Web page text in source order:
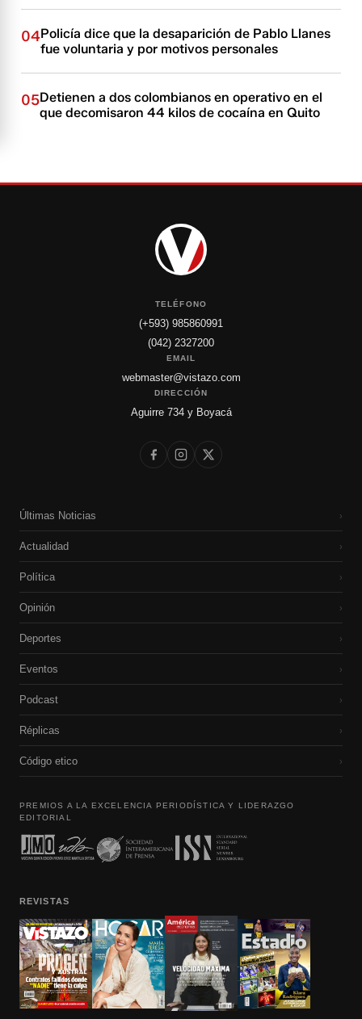
04Policía dice que la desaparición de Pablo Llanes
fue voluntaria y por motivos personales
05Detienen a dos colombianos en operativo en el
que decomisaron 44 kilos de cocaína en Quito
TELÉFONO
(+593) 985860991
(042) 2327200
EMAIL
webmaster@vistazo.com
DIRECCIÓN
Aguirre 734 y Boyacá
Últimas Noticias ›
Actualidad ›
Política ›
Opinión ›
Deportes ›
Eventos ›
Podcast ›
Réplicas ›
Código etico ›
PREMIOS A LA EXCELENCIA PERIODÍSTICA Y LIDERAZGO
EDITORIAL
REVISTAS